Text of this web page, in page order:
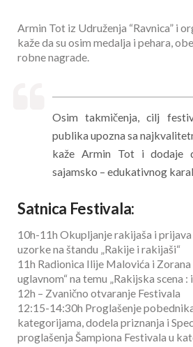
Armin Tot iz Udruženja “Ravnica” i
kaže da su osim medalja i pehara,
robne nagrade.
Osim takmičenja, cilj
publika upozna sa
kaže Armin Tot i dodaje
sajamsko – edukativnog
Satnica Festivala:
10h-11h Okupljanje rakijaša i
uzorke na štandu „Rakije i rakijaši“
11h Radionica Ilije Malovića i Zorana
uglavnom“ na temu „Rakijska scena
12h – Zvanično otvaranje Festivala
12:15-14:30h Proglašenje
kategorijama, dodela priznanja i
proglašenja Šampiona Festivala u